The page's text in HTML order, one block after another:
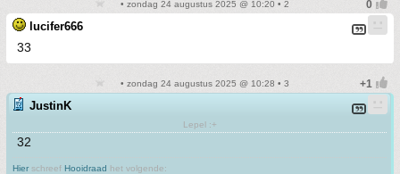
• zondag 24 augustus 2025 @ 10:20 • 2
lucifer666
33
• zondag 24 augustus 2025 @ 10:28 • 3
JustinK
Lepel :+
32
Hier schreef Hooidraad het volgende: